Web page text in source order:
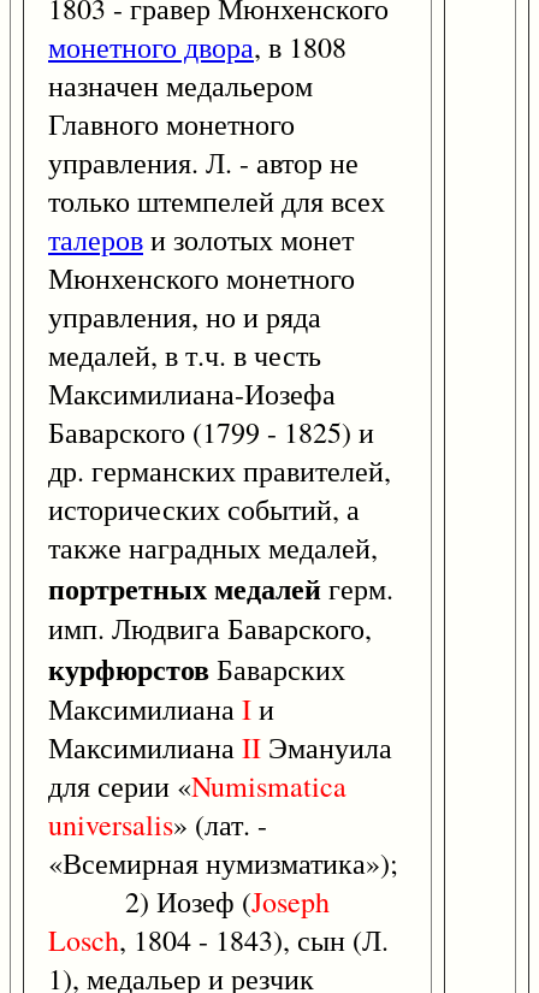
1803 - гравер Мюнхенского
монетного двора, в 1808
назначен медальером
Главного монетного
управления. Л. - автор не
только штемпелей для всех
талерови золотых монет
Мюнхенского монетного
управления, но и ряда
медалей, в т.ч. в честь
Максимилиана-Иозефа
Баварского (1799 - 1825) и
др. германских правителей,
исторических событий, а
также наградных медалей,
портретных медалейгерм.
имп. Людвига Баварского,
курфюрстовБаварских
МаксимилианаIи
МаксимилианаII Эмануила
для серии «Numismatica
universalis» (лат. -
«Всемирная нумизматика»);
2) Иозеф (Joseph
Losch, 1804 - 1843), сын (Л.
1), медальер и резчик